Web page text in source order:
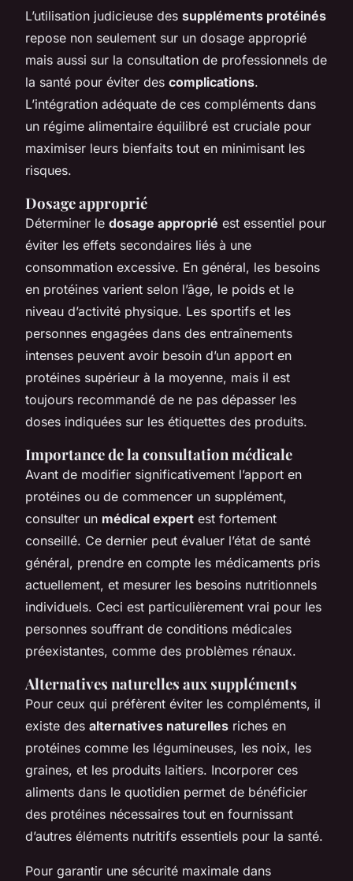
L’utilisation judicieuse des suppléments protéinés
repose non seulement sur un dosage approprié
mais aussi sur la consultation de professionnels de
la santé pour éviter des complications.
L’intégration adéquate de ces compléments dans
un régime alimentaire équilibré est cruciale pour
maximiser leurs bienfaits tout en minimisant les
risques.
Dosage approprié
Déterminer le dosage approprié est essentiel pour
éviter les effets secondaires liés à une
consommation excessive. En général, les besoins
en protéines varient selon l’âge, le poids et le
niveau d’activité physique. Les sportifs et les
personnes engagées dans des entraînements
intenses peuvent avoir besoin d’un apport en
protéines supérieur à la moyenne, mais il est
toujours recommandé de ne pas dépasser les
doses indiquées sur les étiquettes des produits.
Importance de la consultation médicale
Avant de modifier significativement l’apport en
protéines ou de commencer un supplément,
consulter un médical expert est fortement
conseillé. Ce dernier peut évaluer l’état de santé
général, prendre en compte les médicaments pris
actuellement, et mesurer les besoins nutritionnels
individuels. Ceci est particulièrement vrai pour les
personnes souffrant de conditions médicales
préexistantes, comme des problèmes rénaux.
Alternatives naturelles aux suppléments
Pour ceux qui préfèrent éviter les compléments, il
existe des alternatives naturelles riches en
protéines comme les légumineuses, les noix, les
graines, et les produits laitiers. Incorporer ces
aliments dans le quotidien permet de bénéficier
des protéines nécessaires tout en fournissant
d’autres éléments nutritifs essentiels pour la santé.
Pour garantir une sécurité maximale dans